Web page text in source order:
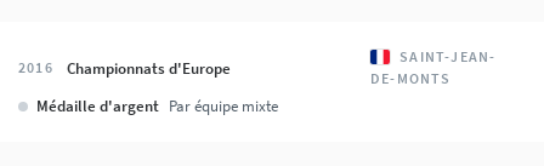
2016 Championnats d'Europe
SAINT-JEAN-
DE-MONTS
Médaille d'argent Par équipe mixte